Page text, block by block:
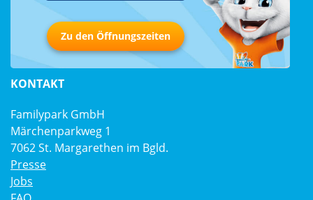
Zu den Öffnungszeiten
KONTAKT
Familypark GmbH
Märchenparkweg 1
7062 St. Margarethen im Bgld.
Presse
Jobs